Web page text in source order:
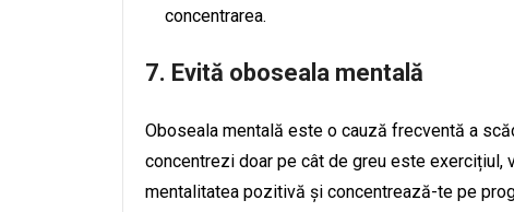
concentrarea.
7. Evită oboseala mentală
Oboseala mentală este o cauză frecventă a
concentrezi doar pe cât de greu este
mentalitatea pozitivă și concentrează-te pe